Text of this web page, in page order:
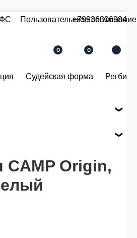
Пользовательское соглашение
+79936306984
0 0
Судейская форма Регби
Origin,